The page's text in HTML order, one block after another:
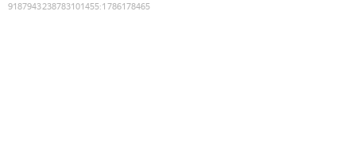
9187943238783101455:1786178465